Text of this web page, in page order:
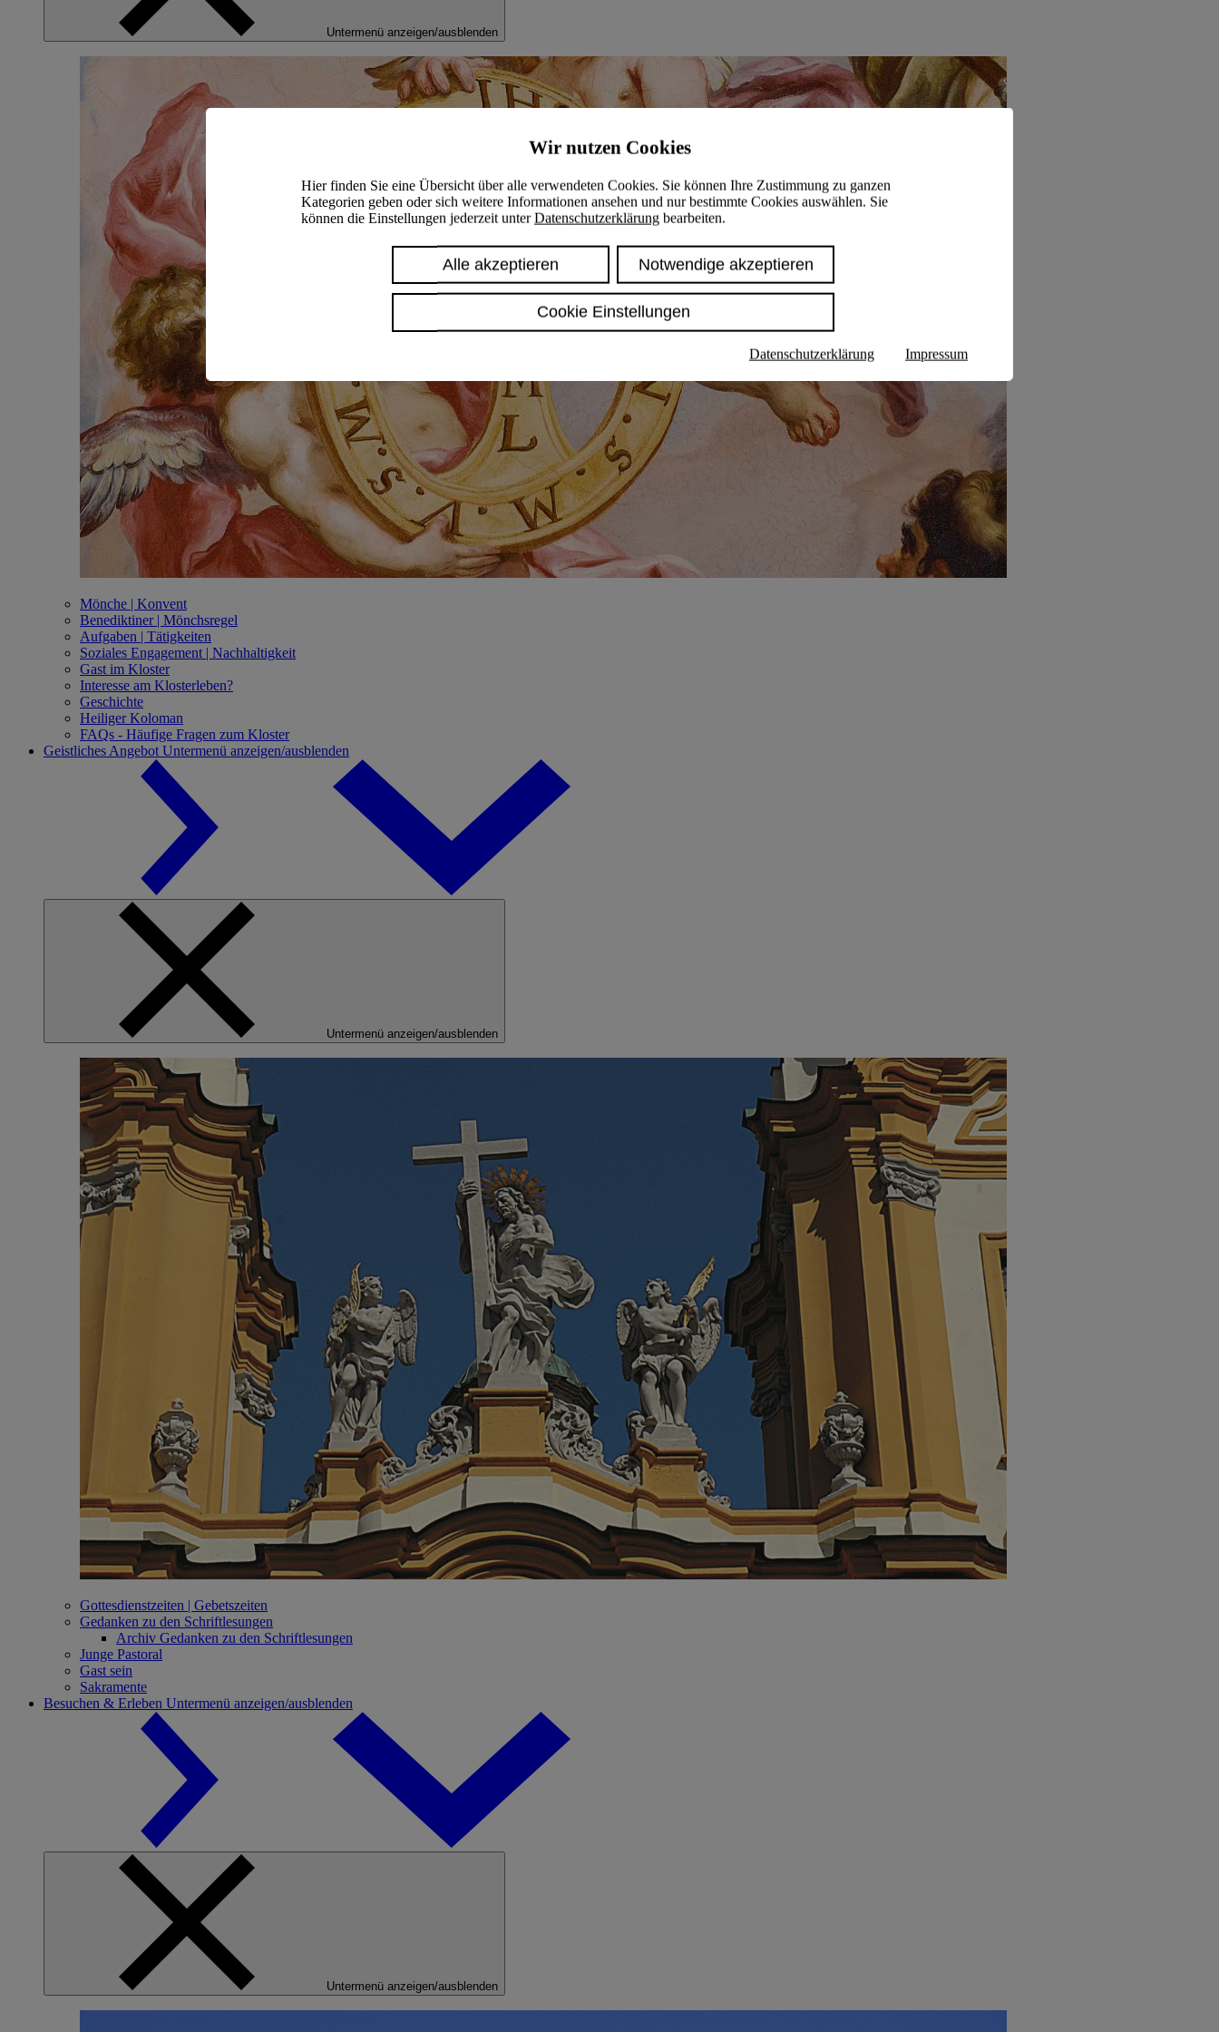
Wir nutzen Cookies
Hier finden Sie eine Übersicht über alle verwendeten Cookies. Sie können Ihre Zustimmung zu ganzen
Kategorien geben oder sich weitere Informationen ansehen und nur bestimmte Cookies auswählen. Sie
können die Einstellungen jederzeit unterDatenschutzerklärung bearbeiten.
Alle akzeptieren Notwendige akzeptieren
Cookie Einstellungen
Datenschutzerklärung Impressum
Untermenü anzeigen/ausblenden
Mönche | Konvent
Benediktiner | Mönchsregel
Aufgaben | Tätigkeiten
Soziales Engagement | Nachhaltigkeit
Gast im Kloster
Interesse am Klosterleben?
Geschichte
Heiliger Koloman
FAQs - Häufige Fragen zum Kloster
Geistliches Angebot Untermenü anzeigen/ausblenden
Untermenü anzeigen/ausblenden
Gottesdienstzeiten | Gebetszeiten
Gedanken zu den Schriftlesungen
Archiv Gedanken zu den Schriftlesungen
Junge Pastoral
Gast sein
Sakramente
Besuchen & Erleben Untermenü anzeigen/ausblenden
Untermenü anzeigen/ausblenden